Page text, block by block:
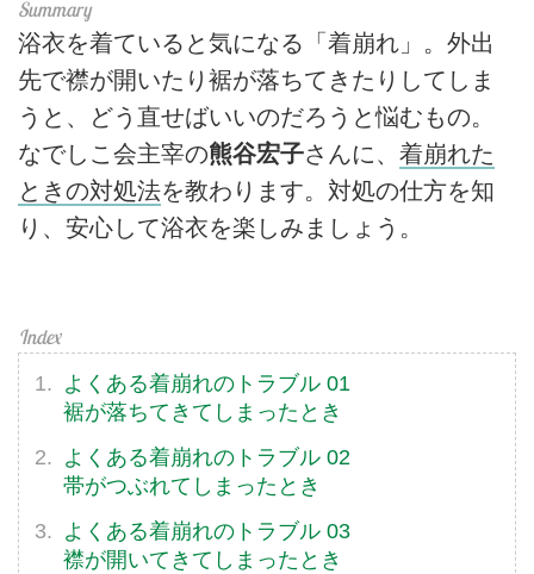
浴衣を着ていると気になる「着崩れ」。外出
先で襟が開いたり裾が落ちてきたりしてしま
うと、どう直せばいいのだろうと悩むもの。
なでしこ会主宰の熊谷宏子さんに、 着崩れた
ときの対処法を教わります。対処の仕方を知
り、安心して浴衣を楽しみましょう。
よくある着崩れのトラブル 01
裾が落ちてきてしまったとき
よくある着崩れのトラブル 02
帯がつぶれてしまったとき
よくある着崩れのトラブル 03
襟が開いてきてしまったとき